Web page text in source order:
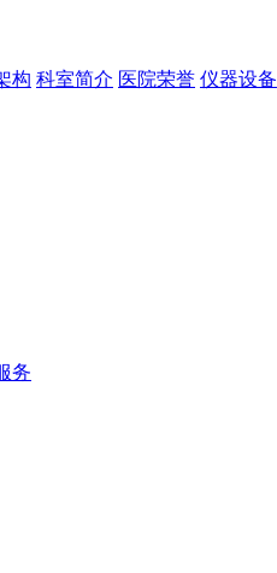
构 科室简介 医院荣誉 仪器设备
务